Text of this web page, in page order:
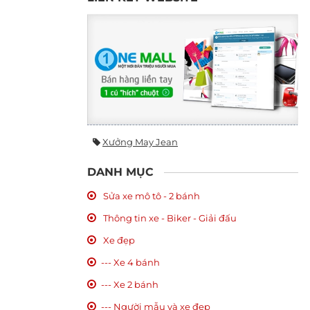
Xưởng May Jean
DANH MỤC
Sửa xe mô tô - 2 bánh
Thông tin xe - Biker - Giải đấu
Xe đẹp
--- Xe 4 bánh
--- Xe 2 bánh
--- Người mẫu và xe đẹp